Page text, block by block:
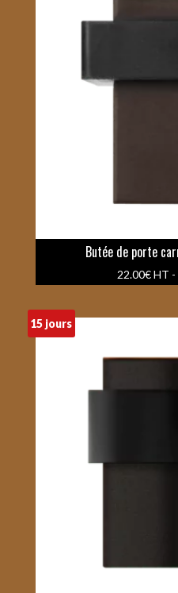
Butée de porte
22.00€HT -
15 jours